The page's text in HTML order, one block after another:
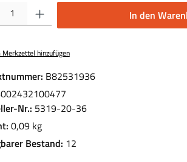
Anzahl: Gib den gewünschten Wert ein oder
In den
Merkzettel hinzufügen
B82531936
Nr.: 5319-20-36
0,09 kg
Bestand: 12